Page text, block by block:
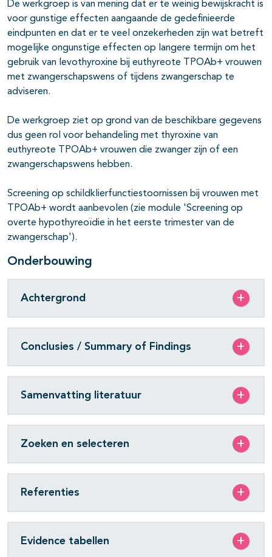
De werkgroep is van mening dat er te weinig bewijskracht is
voor gunstige effecten aangaande de gedefinieerde
eindpunten en dat er te veel onzekerheden zijn wat betreft
mogelijke ongunstige effecten op langere termijn om het
gebruik van levothyroxine bij euthyreote TPOAb+ vrouwen
met zwangerschapswens of tijdens zwangerschap te
adviseren.
De werkgroep ziet op grond van de beschikbare gegevens
dus geen rol voor behandeling met thyroxine van
euthyreote TPOAb+ vrouwen die zwanger zijn of een
zwangerschapswens hebben.
Screening op schildklierfunctiestoornissen bij vrouwen met
TPOAb+ wordt aanbevolen (zie module 'Screening op
overte hypothyreoïdie in het eerste trimester van de
zwangerschap').
Onderbouwing
Achtergrond
Conclusies / Summary of Findings
Samenvatting literatuur
Zoeken en selecteren
Referenties
Evidence tabellen